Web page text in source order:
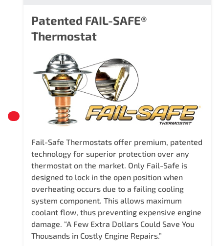
Patented FAIL-SAFE®
Thermostat
Fail-Safe Thermostats offer premium, patented
technology for superior protection over any
thermostat on the market. Only Fail-Safe is
designed to lock in the open position when
overheating occurs due to a failing cooling
system component. This allows maximum
coolant flow, thus preventing expensive engine
damage. “A Few Extra Dollars Could Save You
Thousands in Costly Engine Repairs.”